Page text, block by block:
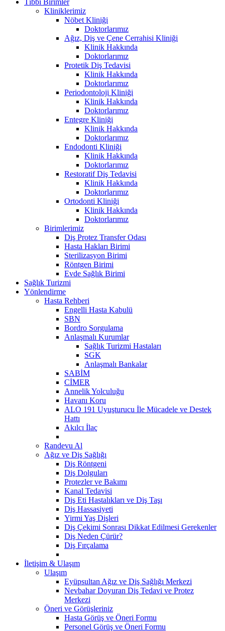
Kliniklerimiz
Nöbet Kliniği
Doktorlarımız
Ağız, Diş ve Çene Cerrahisi Kliniği
Klinik Hakkında
Doktorlarımız
Protetik Diş Tedavisi
Klinik Hakkında
Doktorlarımız
Periodontoloji Kliniği
Klinik Hakkında
Doktorlarımız
Entegre Kliniği
Klinik Hakkında
Doktorlarımız
Endodonti Kliniği
Klinik Hakkında
Doktorlarımız
Restoratif Diş Tedavisi
Klinik Hakkında
Doktorlarımız
Ortodonti Kliniği
Klinik Hakkında
Doktorlarımız
Birimlerimiz
Diş Protez Transfer Odası
Hasta Hakları Birimi
Sterilizasyon Birimi
Röntgen Birimi
Evde Sağlık Birimi
Sağlık Turizmi
Yönlendirme
Hasta Rehberi
Engelli Hasta Kabulü
SBN
Bordro Sorgulama
Anlaşmalı Kurumlar
Sağlık Turizmi Hastaları
SGK
Anlaşmalı Bankalar
SABİM
CİMER
Annelik Yolculuğu
Havanı Koru
ALO 191 Uyuşturucu İle Mücadele ve Destek
Hattı
Akılcı İlaç
Randevu Al
Ağız ve Diş Sağlığı
Diş Röntgeni
Diş Dolguları
Protezler ve Bakımı
Kanal Tedavisi
Diş Eti Hastalıkları ve Diş Taşı
Diş Hassasiyeti
Yirmi Yaş Dişleri
Diş Çekimi Sonrası Dikkat Edilmesi Gerekenler
Diş Neden Çürür?
Diş Fırçalama
İletişim & Ulaşım
Ulaşım
Eyüpsultan Ağız ve Diş Sağlığı Merkezi
Nevbahar Doyuran Diş Tedavi ve Protez
Merkezi
Öneri ve Görüşleriniz
Hasta Görüş ve Öneri Formu
Personel Görüş ve Öneri Formu